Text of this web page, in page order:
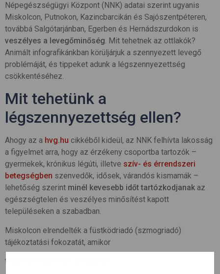
Népegészségügyi Központ (NNK) adatai szerint ugyanis
Miskolcon, Putnokon, Kazincbarcikán és Sajószentpéteren,
továbbá Salgótarjánban, Egerben és Hernádszurdokon is
veszélyes a levegőminőség. Mit tehetnek az ottlakók?
Animált infografikánkban körüljárjuk a szennyezett levegő
problémáját, és tippeket adunk a légszennyezettség
csökkentéséhez.
Mit tehetünk a
légszennyezettség ellen?
Ahogy az a hvg.hu cikkéből kideül, az NNK felhívta lakosság
a figyelmet arra, hogy az érzékeny csoportba tartozók –
gyermekek, krónikus légúti, illetve szív- és érrendszeri
betegségben szenvedők, idősek, várandós kismamák –
lehetőség szerint minél kevesebb időt tartózkodjanak az
egészségtelen és veszélyes minősítést kapott
településeken a szabadban.
Miskolcon elrendelték a füstködriadó (szmogriadó)
tájékoztatási fokozatát, amikor
tilos bármilyen nyílt téri égetés.